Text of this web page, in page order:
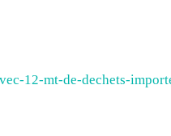
12-mt-de-dechets-